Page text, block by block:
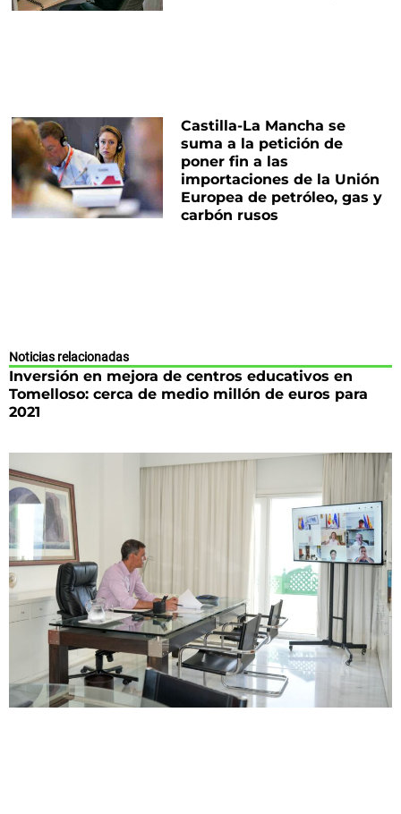
Castilla-La Mancha se
suma a la petición de
poner fin a las
importaciones de la Unión
Europea de petróleo, gas y
carbón rusos
Noticias relacionadas
Inversión en mejora de centros educativos en
Tomelloso: cerca de medio millón de euros para
2021